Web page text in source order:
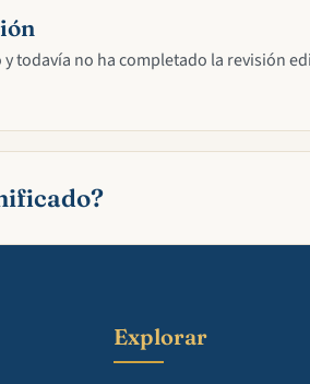
todavía no ha completado la revisión
Explorar